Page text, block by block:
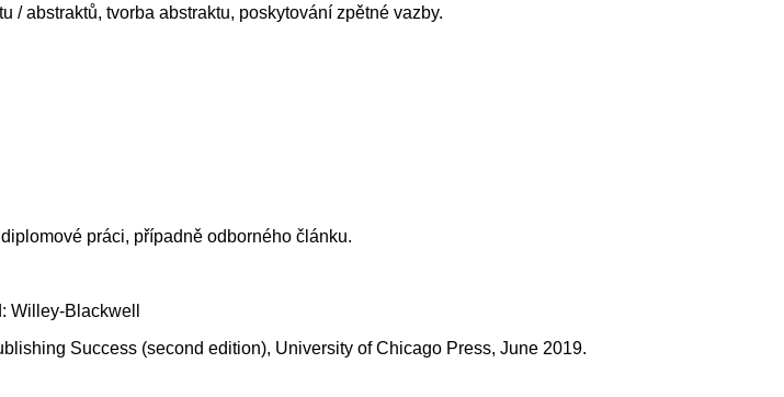
/ abstraktů, tvorba abstraktu, poskytování zpětné vazby.
práci, případně odborného článku.
Willey-Blackwell
Success (second edition), University of Chicago Press, June 2019.